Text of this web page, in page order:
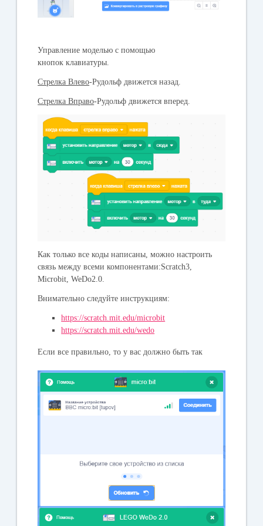
Управление моделью с помощью
кнопок клавиатуры.
Стрелка Влево-Рудольф движется назад.
Стрелка Вправо-Рудольф движется вперед.
Как только все коды написаны, можно настроить
связь между всеми компонентами:Scratch3,
Microbit, WeDo2.0.
Внимательно следуйте инструкциям:
https://scratch.mit.edu/microbit
https://scratch.mit.edu/wedo
Если все правильно, то у вас должно быть так